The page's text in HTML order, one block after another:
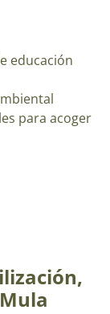
educación
para acoger